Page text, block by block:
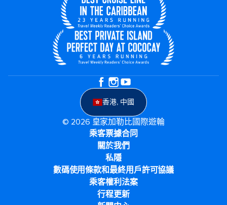
香港, 中國
© 2026 皇家加勒比國際遊輪
乘客票據合同
關於我們
私隱
數碼使用條款和最終用戶許可協議
乘客權利法案
行程更新